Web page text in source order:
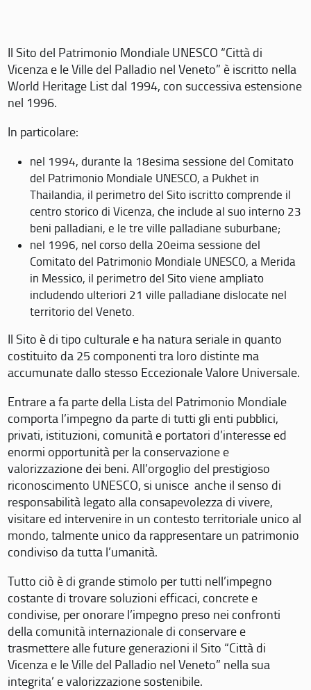
Il Sito del Patrimonio Mondiale UNESCO “Città di
Vicenza e le Ville del Palladio nel Veneto” è iscritto nella
World Heritage List dal 1994, con successiva estensione
nel 1996.
In particolare:
nel 1994, durante la 18esima sessione del Comitato
del Patrimonio Mondiale UNESCO, a Pukhet in
Thailandia, il perimetro del Sito iscritto comprende il
centro storico di Vicenza, che include al suo interno 23
beni palladiani, e le tre ville palladiane suburbane;
nel 1996, nel corso della 20eima sessione del
Comitato del Patrimonio Mondiale UNESCO, a Merida
in Messico, il perimetro del Sito viene ampliato
includendo ulteriori 21 ville palladiane dislocate nel
territorio del Veneto.
Il Sito è di tipo culturale e ha natura seriale in quanto
costituito da 25 componenti tra loro distinte ma
accumunate dallo stesso Eccezionale Valore Universale.
Entrare a fa parte della Lista del Patrimonio Mondiale
comporta l’impegno da parte di tutti gli enti pubblici,
privati, istituzioni, comunità e portatori d’interesse ed
enormi opportunità per la conservazione e
valorizzazione dei beni. All’orgoglio del prestigioso
riconoscimento UNESCO, si unisce anche il senso di
responsabilità legato alla consapevolezza di vivere,
visitare ed intervenire in un contesto territoriale unico al
mondo, talmente unico da rappresentare un patrimonio
condiviso da tutta l’umanità.
Tutto ciò è di grande stimolo per tutti nell’impegno
costante di trovare soluzioni efficaci, concrete e
condivise, per onorare l’impegno preso nei confronti
della comunità internazionale di conservare e
trasmettere alle future generazioni il Sito “Città di
Vicenza e le Ville del Palladio nel Veneto” nella sua
integrita’ e valorizzazione sostenibile.